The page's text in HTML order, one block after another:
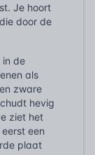
Je hoort
door de
in de
als
zware
hevig
ziet het
een
plaat